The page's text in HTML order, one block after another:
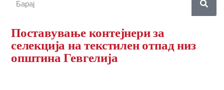
Поставување контејнери за
селекција на текстилен отпад низ
општина Гевгелија